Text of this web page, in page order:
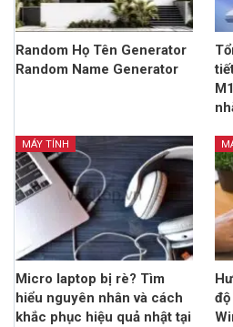
Random Họ Tên Generator
Random Name Generator
MÁY TÍNH
Micro laptop bị rè? Tìm
hiểu nguyên nhân và cách
khắc phục hiệu quả nhật tại